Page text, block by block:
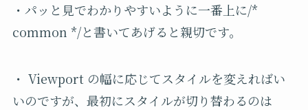
・パッと見でわかりやすいように一番上に/*
common */と書いてあげると親切です。
・ Viewport の幅に応じてスタイルを変えればい
いのですが、最初にスタイルが切り替わるのは